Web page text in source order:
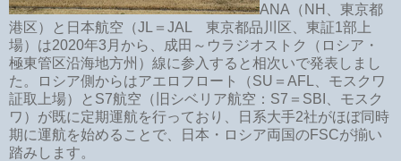
ANA（NH、東京都
港区）と日本航空（JL＝JAL 東京都品川区、東証1部上
場）は2020年3月から、成田～ウラジオストク（ロシア・
極東管区沿海地方州）線に参入すると相次いで発表しまし
た。ロシア側からはアエロフロート（SU＝AFL、モスクワ
証取上場）とS7航空（旧シベリア航空：S7＝SBI、モスク
ワ）が既に定期運航を行っており、日系大手2社がほぼ同時
期に運航を始めることで、日本・ロシア両国のFSCが揃い
踏みします。